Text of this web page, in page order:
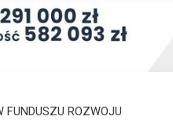
FUNDUSZU ROZWOJU